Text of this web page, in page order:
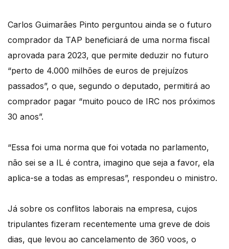
Carlos Guimarães Pinto perguntou ainda se o futuro
comprador da TAP beneficiará de uma norma fiscal
aprovada para 2023, que permite deduzir no futuro
“perto de 4.000 milhões de euros de prejuízos
passados”, o que, segundo o deputado, permitirá ao
comprador pagar “muito pouco de IRC nos próximos
30 anos”.
“Essa foi uma norma que foi votada no parlamento,
não sei se a IL é contra, imagino que seja a favor, ela
aplica-se a todas as empresas”, respondeu o ministro.
Já sobre os conflitos laborais na empresa, cujos
tripulantes fizeram recentemente uma greve de dois
dias, que levou ao cancelamento de 360 voos, o